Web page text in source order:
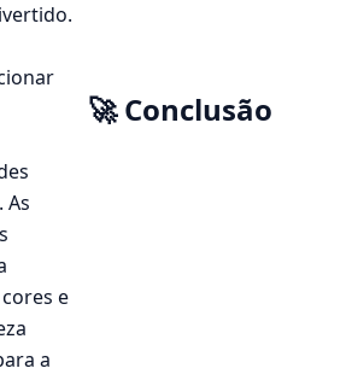
As
e
a
🚀 Conclusão